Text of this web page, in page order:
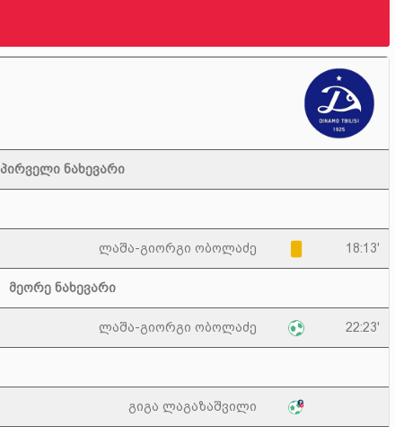
პირველი ნახევარი
ლაშა-გიორგი ობოლაძე 18:13'
მეორე ნახევარი
ლაშა-გიორგი ობოლაძე 22:23'
გიგა ლაგაზაშვილი